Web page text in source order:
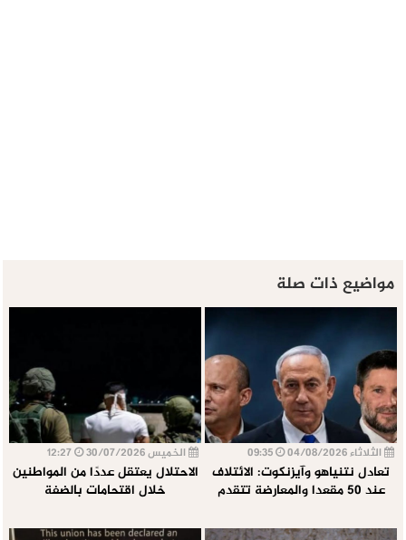
مواضيع ذات صلة
الثلاثاء 04/08/2026
تعادل نتنياهو وآيزنكوت: الائتلاف
عند 50 مقعدا والمعارضة تتقدم
الخميس 30/07/2026
الاحتلال يعتقل عددًا من المواطنين
خلال اقتحامات بالضفة